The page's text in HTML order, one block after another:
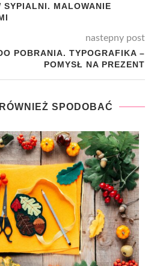
SYPIALNI. MALOWANIE
nastepny post
POBRANIA. TYPOGRAFIKA –
POMYSŁ NA PREZENT
SPODOBAĆ